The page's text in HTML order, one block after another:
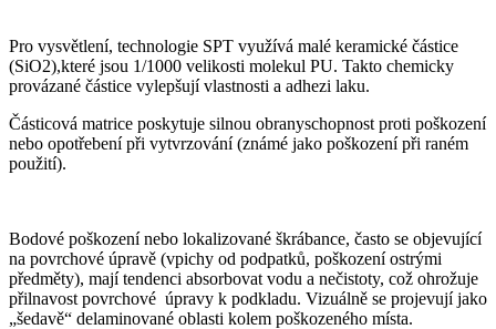
Pro vysvětlení, technologie SPT využívá malé keramické částice
(SiO2),které jsou 1/1000 velikosti molekul PU. Takto chemicky
provázané částice vylepšují vlastnosti a adhezi laku.
Částicová matrice poskytuje silnou obranyschopnost proti poškození
nebo opotřebení při vytvrzování (známé jako poškození při raném
použití).
Bodové poškození nebo lokalizované škrábance, často se objevující
na povrchové úpravě (vpichy od podpatků, poškození ostrými
předměty), mají tendenci absorbovat vodu a nečistoty, což ohrožuje
přilnavost povrchové úpravy k podkladu. Vizuálně se projevují jako
„šedavě“ delaminované oblasti kolem poškozeného místa.